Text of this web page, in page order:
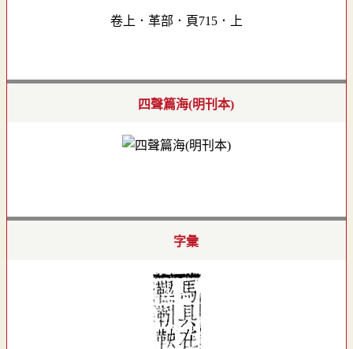
卷上．革部．頁715．上
四聲篇海(明刊本)
字彙